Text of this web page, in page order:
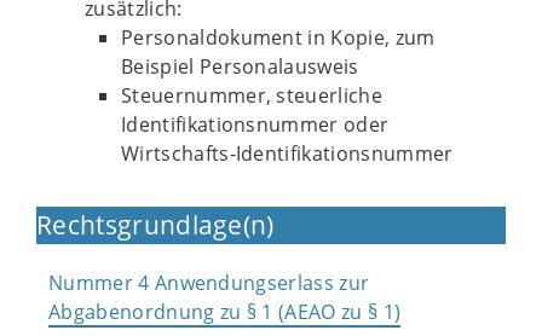
zusätzlich:
Personaldokument in Kopie, zum
Beispiel Personalausweis
Steuernummer, steuerliche
Identifikationsnummer oder
Wirtschafts-Identifikationsnummer
Rechtsgrundlage(n)
Nummer 4 Anwendungserlass zur
Abgabenordnung zu § 1 (AEAO zu § 1)